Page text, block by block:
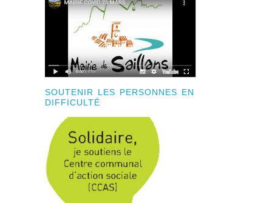
SOUTENIR LES PERSONNES EN
DIFFICULTÉ